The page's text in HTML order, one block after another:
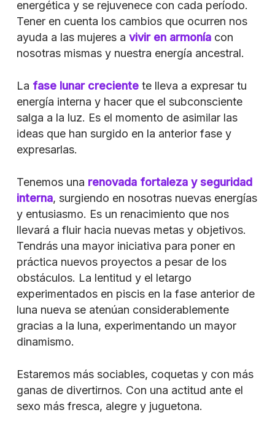
energética y se rejuvenece con cada período.
Tener en cuenta los cambios que ocurren nos
ayuda a las mujeres a vivir en armoníacon
nosotras mismas y nuestra energía ancestral.
La fase lunar crecientete lleva a expresar tu
energía interna y hacer que el subconsciente
salga a la luz. Es el momento de asimilar las
ideas que han surgido en la anterior fase y
expresarlas.
Tenemos una renovada fortaleza y seguridad
interna, surgiendo en nosotras nuevas energías
y entusiasmo. Es un renacimiento que nos
llevará a fluir hacia nuevas metas y objetivos.
Tendrás una mayor iniciativa para poner en
práctica nuevos proyectos a pesar de los
obstáculos. La lentitud y el letargo
experimentados en piscis en la fase anterior de
luna nueva se atenúan considerablemente
gracias a la luna, experimentando un mayor
dinamismo.
Estaremos más sociables, coquetas y con más
ganas de divertirnos. Con una actitud ante el
sexo más fresca, alegre y juguetona.